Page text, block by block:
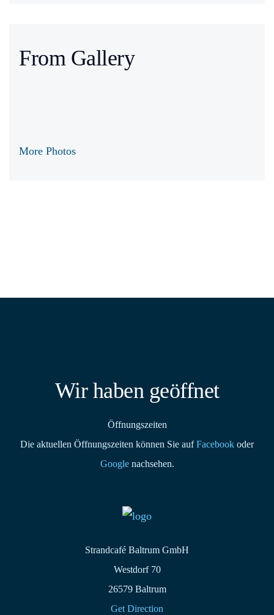
From Gallery
More Photos
Wir haben geöffnet
Öffnungszeiten
Die aktuellen Öffnungszeiten können Sie aufFacebook oder
Googlenachsehen.
Strandcafé Baltrum GmbH
Westdorf 70
26579 Baltrum
Get Direction